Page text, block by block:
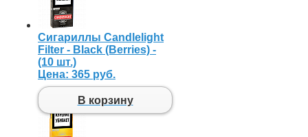
Сигариллы Candlelight
Filter - Black (Berries) -
(10 шт.)
Цена: 365 руб.
В корзину